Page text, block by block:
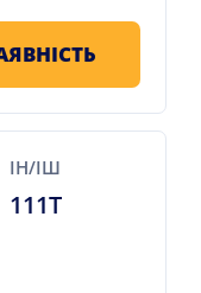
ІН/ІШ
111T